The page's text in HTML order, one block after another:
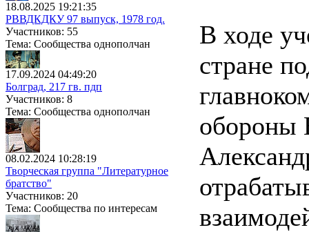
18.08.2025 19:21:35
РВВДКДКУ 97 выпуск, 1978 год.
Участников: 55
Тема: Сообщества однополчан
17.09.2024 04:49:20
Болград, 217 гв. пдп
Участников: 8
Тема: Сообщества однополчан
08.02.2024 10:28:19
Творческая группа "Литературное
братство"
Участников: 20
Тема: Сообщества по интересам
В ходе
стране
обороны